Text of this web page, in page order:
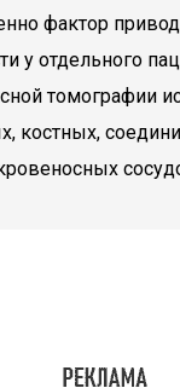
фактор
у отдельного
томографии
костных,